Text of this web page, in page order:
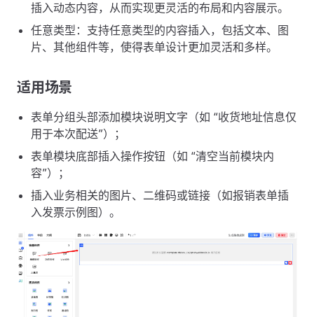
插入动态内容，从而实现更灵活的布局和内容展示。
任意类型：支持任意类型的内容插入，包括文本、图
片、其他组件等，使得表单设计更加灵活和多样。
适用场景
表单分组头部添加模块说明文字（如 “收货地址信息仅
用于本次配送”）；
表单模块底部插入操作按钮（如 “清空当前模块内
容”）；
插入业务相关的图片、二维码或链接（如报销表单插
入发票示例图）。